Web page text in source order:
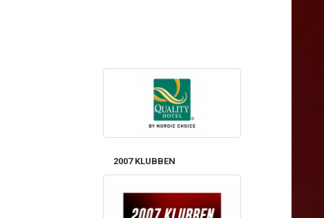
2007 KLUBBEN